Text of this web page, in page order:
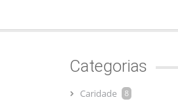
Categorias
Caridade 8